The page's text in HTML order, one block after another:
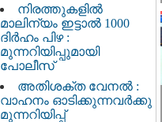
നിരത്തുകളിൽ
മാലിന്യം ഇട്ടാൽ 1000
ദിർഹം പിഴ :
മുന്നറിയിപ്പുമായി
പോലീസ്
അതിശക്ത വേനൽ :
വാഹനം ഓടിക്കുന്നവർക്കു
മുന്നറിയിപ്പ്